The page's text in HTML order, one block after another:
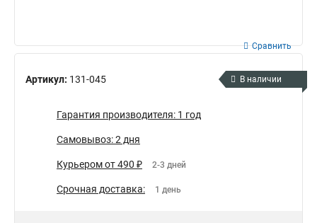
Артикул: 131-045
Сравнить
В наличии
Гарантия производителя: 1 год
Самовывоз: 2 дня
Курьером от 490 ₽ 2-3 дней
Срочная доставка: 1 день